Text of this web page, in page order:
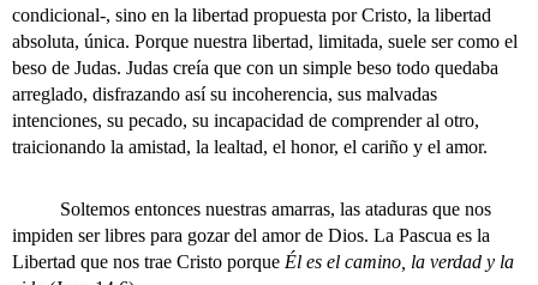
condicional-, sino en la libertad propuesta por Cristo, la libertad
absoluta, única. Porque nuestra libertad, limitada, suele ser como el
beso de Judas. Judas creía que con un simple beso todo quedaba
arreglado, disfrazando así su incoherencia, sus malvadas
intenciones, su pecado, su incapacidad de comprender al otro,
traicionando la amistad, la lealtad, el honor, el cariño y el amor.
Soltemos entonces nuestras amarras, las ataduras que nos
impiden ser libres para gozar del amor de Dios. La Pascua es la
Libertad que nos trae Cristo porque Él es el camino, la verdad y la